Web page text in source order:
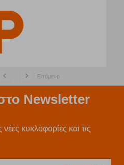
Επόμενο
Newsletter
κυκλοφορίες και τις